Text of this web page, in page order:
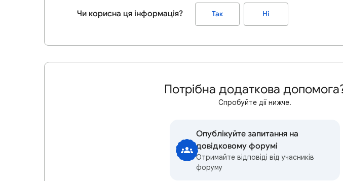
Чи корисна ця інформація? Так Ні
Потрібна додаткова
Спробуйте дії нижче.
Опублікуйте запитання на
довідковому форумі
Отримайте відповіді від учасників
форуму